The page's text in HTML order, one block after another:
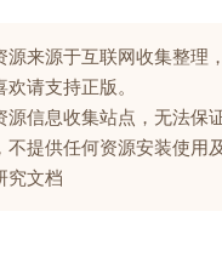
源来源于互联网收集整理
请支持正版。
源信息收集站点，无法保
不提供任何资源安装使用
究文档